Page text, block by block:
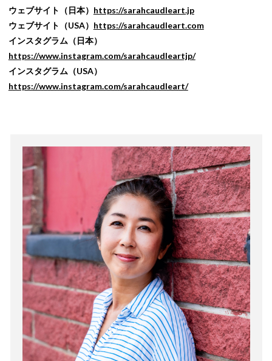
ウェブサイト（日本） https://sarahcaudleart.jp
ウェブサイト（USA） https://sarahcaudleart.com
インスタグラム（日本）
https://www.instagram.com/sarahcaudleartjp/
インスタグラム（USA）
https://www.instagram.com/sarahcaudleart/